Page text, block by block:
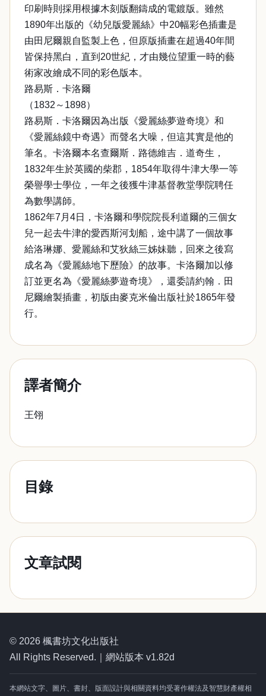
印刷時則採用根據木刻版翻鑄成的電鍍版。雖然
1890年出版的《幼兒版愛麗絲》中20幅彩色插畫是
由田尼爾親自監製上色，但原版插畫在超過40年間
皆保持黑白，直到20世紀，才由幾位望重一時的藝
術家改繪成不同的彩色版本。
路易斯．卡洛爾
（1832～1898）
路易斯．卡洛爾因為出版《愛麗絲夢遊奇境》和
《愛麗絲鏡中奇遇》而聲名大噪，但這其實是他的
筆名。卡洛爾本名查爾斯．路德維吉．道奇生，
1832年生於英國的柴郡，1854年取得牛津大學一等
榮譽學士學位，一年之後獲牛津基督教堂學院聘任
為數學講師。
1862年7月4日，卡洛爾和學院院長利道爾的三個女
兒一起去牛津的愛西斯河划船，途中講了一個故事
給洛琳娜、愛麗絲和艾狄絲三姊妹聽，回來之後寫
成名為《愛麗絲地下歷險》的故事。卡洛爾加以修
訂並更名為《愛麗絲夢遊奇境》，還委請約翰．田
尼爾繪製插畫，初版由麥克米倫出版社於1865年發
行。
譯者簡介
王翎
目錄
文章試閱
© 2026 楓書坊文化出版社
All Rights Reserved.｜網站版本 v1.82d
本網站文字、圖片、書封、版面設計與相關資料均受著作權法及智慧財產權相